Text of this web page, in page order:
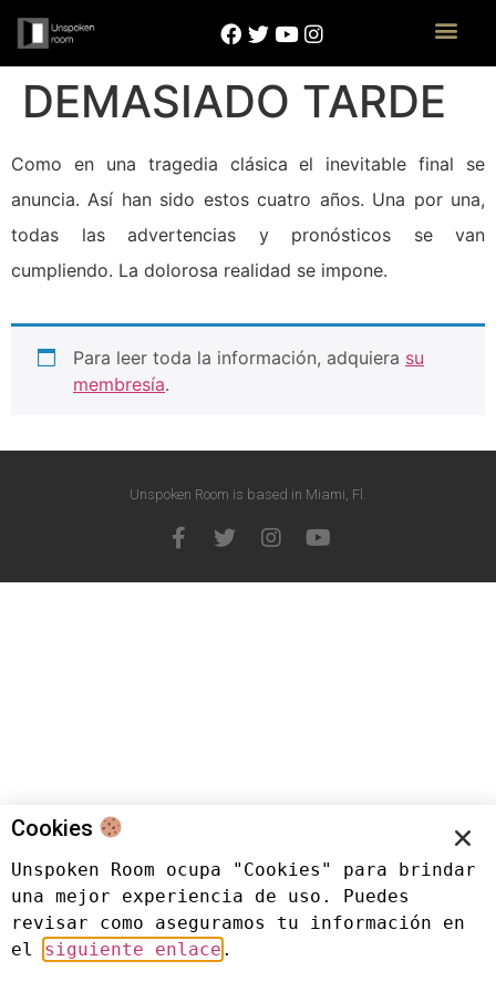
DEMASIADO TARDE
Como en una tragedia clásica el inevitable final se
anuncia. Así han sido estos cuatro años. Una por una,
todas las advertencias y pronósticos se van
cumpliendo. La dolorosa realidad se impone.
Para leer toda la información, adquiera su
membresía.
Unspoken Room is based in Miami, Fl.
Cookies
Unspoken Room ocupa "Cookies" para brindar
una mejor experiencia de uso. Puedes
revisar como aseguramos tu información en
el siguiente enlace .